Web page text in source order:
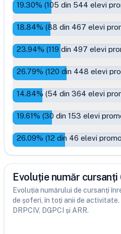
19.30% (105 din 544 elevi
18.84% (88 din 467 elevi
23.94% (119 din 497 elevi
26.79% (120 din 448 elevi
14.84% (54 din 364 elevi
19.61% (30 din 153 elevi
26.09% (12 din 46 elevi
Evoluție număr
Evoluția numărului de cursanți
de șoferi, în toți anii de
DRPCIV, DGPCI și ARR.